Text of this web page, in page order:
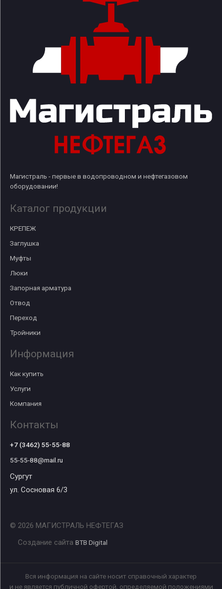
Магистраль - первые в водопроводном и нефтегазовом
оборудовании!
Каталог продукции
КРЕПЕЖ
Заглушка
Муфты
Люки
Запорная арматура
Отвод
Переход
Тройники
Информация
Как купить
Услуги
Компания
Контакты
+7 (3462) 55-55-88
55-55-88@mail.ru
Сургут
ул. Сосновая 6/3
© 2026 МАГИСТРАЛЬ НЕФТЕГАЗ
Создание сайта BTB Digital
Вся информация на сайте носит справочный характер
и не является публичной офертой, определяемой положениями